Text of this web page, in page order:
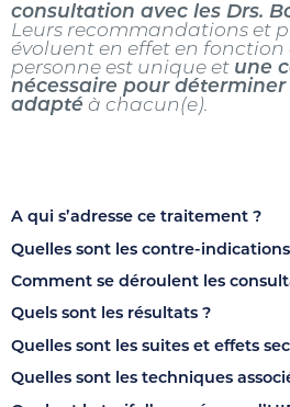
consultation avec les Drs.
Leurs recommandations et
évoluent en effet en fonction
personne est unique et une
nécessaire pour
adapté à chacun(e).
A qui s’adresse ce traitement ?
Quelles sont les contre-
Comment se déroulent les
Quels sont les résultats ?
Quelles sont les suites et effets
Quelles sont les techniques